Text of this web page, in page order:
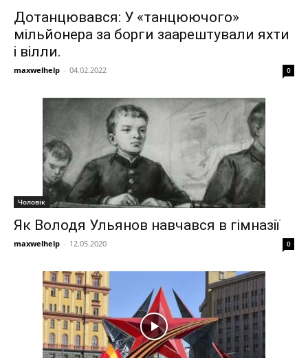
Дотанцювався: У «танцюючого»
мільйонера за борги заарештували яхти
і вілли.
maxwelhelp - 04.02.2022 0
Чоловік
Як Володя Ульянов навчався в гімназії
maxwelhelp - 12.05.2020 0